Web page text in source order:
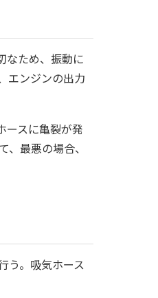
なため、振動に
エンジンの出力
ースに亀裂が発
最悪の場合、
う。吸気ホース